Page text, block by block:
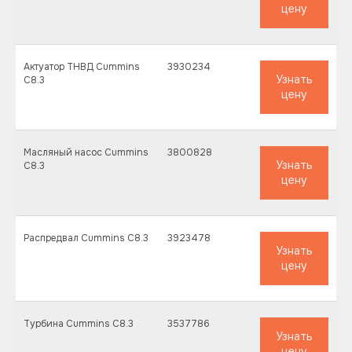
цену
Актуатор ТНВД Cummins
C8.3
3930234
Узнать
цену
Масляный насос Cummins
C8.3
3800828
Узнать
цену
Распредвал Cummins C8.3 3923478
Узнать
цену
Турбина Cummins C8.3 3537786
Узнать
до 11 519 Нм;
: 740 кг.